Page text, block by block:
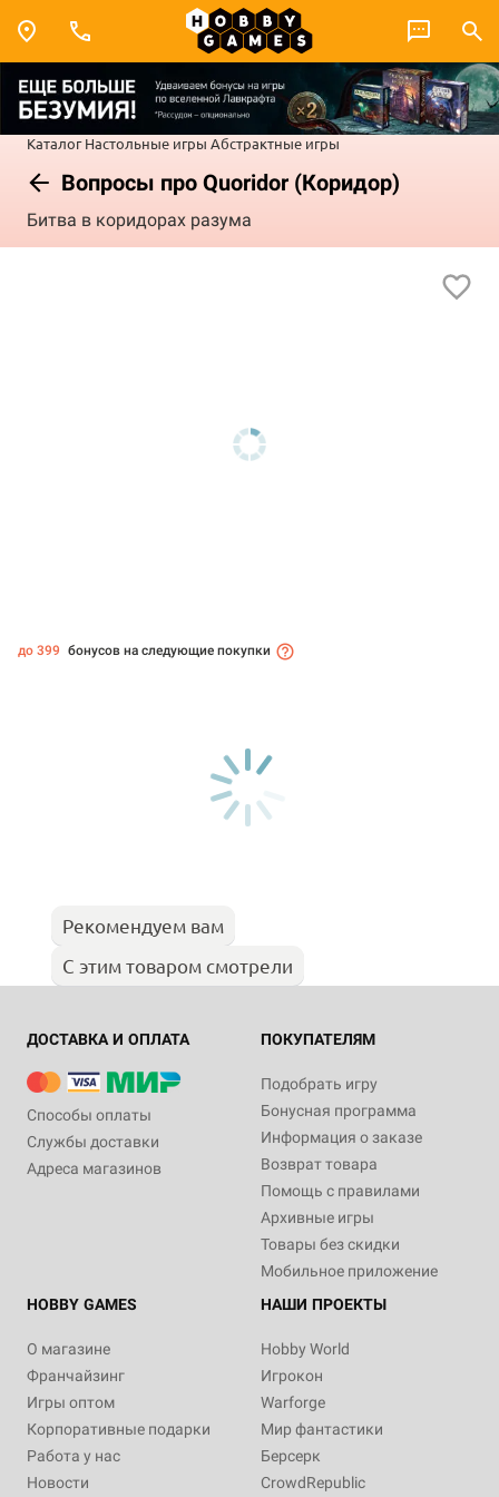
Каталог Настольные игры Абстрактные игры
Вопросы про Quoridor (Коридор)
Битва в коридорах разума
до 399 бонусов на следующие покупки
Рекомендуем вам
С этим товаром смотрели
ДОСТАВКА И ОПЛАТА
Способы оплаты
Службы доставки
Адреса магазинов
ПОКУПАТЕЛЯМ
Подобрать игру
Бонусная программа
Информация о заказе
Возврат товара
Помощь с правилами
Архивные игры
Товары без скидки
Мобильное приложение
HOBBY GAMES
О магазине
Франчайзинг
Игры оптом
Корпоративные подарки
Работа у нас
Новости
НАШИ ПРОЕКТЫ
Hobby World
Игрокон
Warforge
Мир фантастики
Берсерк
CrowdRepublic